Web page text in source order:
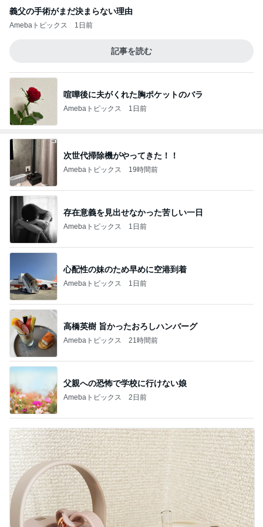
義父の手術がまだ決まらない理由
Amebaトピックス 1日前
記事を読む
喧嘩後に夫がくれた胸ポケットのバラ
Amebaトピックス 1日前
次世代掃除機がやってきた！！
Amebaトピックス 19時間前
存在意義を見出せなかった苦しい一日
Amebaトピックス 1日前
心配性の妹のため早めに空港到着
Amebaトピックス 1日前
高橋英樹 旨かったおろしハンバーグ
Amebaトピックス 21時間前
父親への恐怖で学校に行けない娘
Amebaトピックス 2日前